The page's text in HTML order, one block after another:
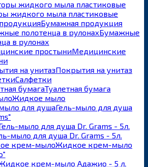
жидкого мыла пластиковые
Бумажная продукция
Бумажные
в рулонах
Медицинские
Покрытия на унитаз
Салфетки
Туалетная бумага
Жидкое мыло
Гель-мыло для душа
мыло для душа Dr. Grams - 5л.
Жидкое крем-мыло